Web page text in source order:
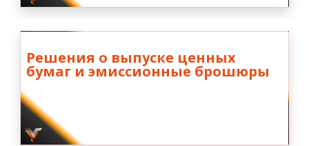
Решения о выпуске ценных
бумаг и эмиссионные брошюры